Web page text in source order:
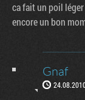
ca fait un poil
encore un bon
Gnaf